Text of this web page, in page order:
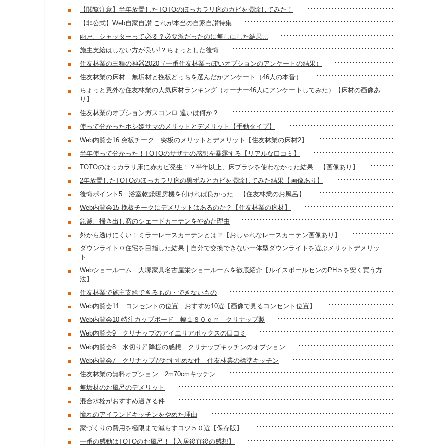
【閲覧注意】半年放置したTOTOのほっカラリ床のカビを掃除してみた！
【非公式】Web自家自讃 これが本当の自家自讃特集
雨戸、シャッターって必要？必要派だったのに無しにした結果...
施主支給はしない方が良い!？ちょっとした後悔
住友林業の三種の神器2020（一番住友林業っぽいオプションのアンケートの結果）
住友林業の床材 無垢材と挽板どっちを選んだかアンケート（46人の本音）
ちょっと意外な住友林業の人気床材ランキング（オーナー46人にアンケートしてみた）【床材の画像あ
り】
住友林業のオプションガスコンロ 違いは何か？
使って分かったホシ姫サマのメリットとデメリット【手動タイプ】
Web内覧会16 突板チーク 突板のメリットとデメリット【住友林業の床材2】
半年使って分かった！TOTOのサザナの感想を暴露する【リアルな口コミ】
TOTOのほっカラリ床に赤カビ発生！？半年以上、床ブラシを使わなかった結果…【画像あり】
2年放置したTOTOのほっカラリ床の黒ずみとカビを掃除してみた結果【画像あり】
後悔ポイント5 浴室乾燥暖房機を付ければ良かった…【住友林業のお風呂】
Web内覧会15 挽板チークにデメリットはあるのか？【住友林業の床材】
急遽、掃き出し窓のシェードカーテンをやめた理由
外から透けにくい！ミラーレースカーテンとは？【おしゃれなレースカーテン画像あり】
ダウンライト０住宅を目指した結果｜自分で交換できない一体型ダウンライトを選ぶメリットデメリッ
ト
Webショールーム 大塚家具名古屋栄ショールームを徹底紹介【ルイスポールセンのPH５を安く買う方
法】
住友林業で施主支給できるもの・できないもの
Web内覧会11 コンセントの位置 おすすめ10選【画像で見るコンセント位置】
Web内覧会10 特注カップボード 幅１８０ｃｍ クリナップ製
Web内覧会9 クリナップのアイエリアボックスの口コミ
Web内覧会8 水切り昇降棚の感想 クリナップキッチンのオプション
Web内覧会7 クリナップがおすすめな件 住友林業の標準キッチン
住友林業の無料オプション 2m70cmキッチン
無垢材のお風呂のデメリット
混合水栓がおすすめ過ぎる件
憧れのアイランドキッチンをやめた理由
家づくりの費用を極限まで減らすコツ５０選【保存版】
一番の感動はTOTOのお風呂！【入居後直後の感想】